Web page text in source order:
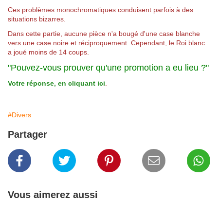
Ces problèmes monochromatiques conduisent parfois à des
situations bizarres.
Dans cette partie, aucune pièce n'a bougé d'une case blanche
vers une case noire et réciproquement. Cependant, le Roi blanc
a joué moins de 14 coups.
"Pouvez-vous prouver qu'une promotion a eu lieu ?"
Votre réponse, en cliquant ici.
#Divers
Partager
Vous aimerez aussi